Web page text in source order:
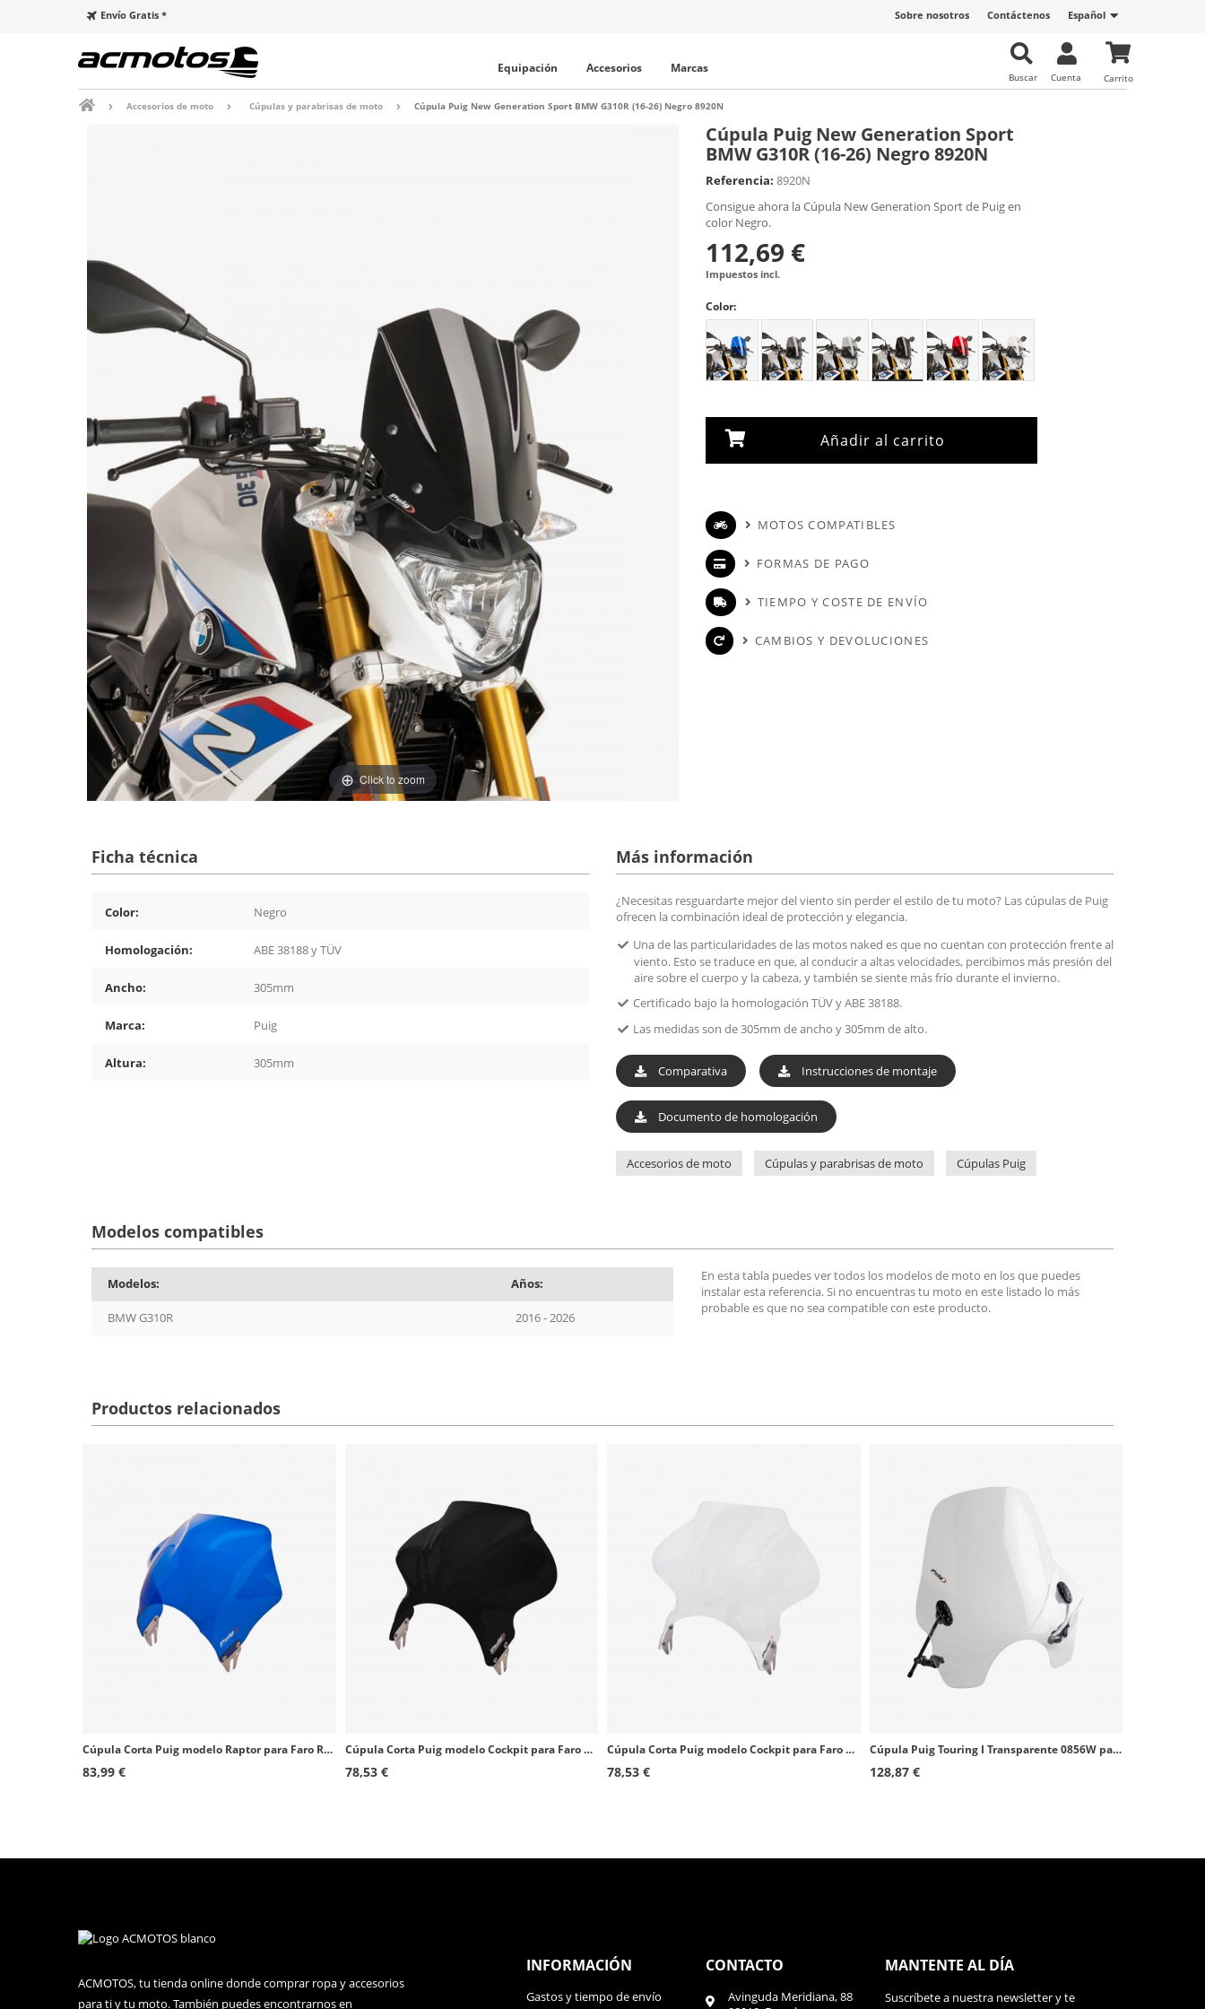
Español
Contáctenos
Sobre nosotros
Envío Gratis *
Carrito
Cuenta
Buscar
Equipación Accesorios Marcas
Accesorios de moto Cúpulas y parabrisas de moto Cúpula Puig New Generation Sport BMW G310R (16-26) Negro 8920N
Click to zoom
Cúpula Puig New Generation Sport
BMW G310R (16-26) Negro 8920N
Referencia: 8920N
Consigue ahora la Cúpula New Generation Sport de Puig en
color Negro.
112,69 €
Impuestos incl.
Color:
Añadir al carrito
MOTOS COMPATIBLES
FORMAS DE PAGO
TIEMPO Y COSTE DE ENVÍO
CAMBIOS Y DEVOLUCIONES
Ficha técnica
Color: Negro
Homologación: ABE 38188 y TÜV
Ancho: 305mm
Marca: Puig
Altura: 305mm
Más información
¿Necesitas resguardarte mejor del viento sin perder el estilo de tu moto? Las cúpulas de Puig
ofrecen la combinación ideal de protección y elegancia.
Una de las particularidades de las motos naked es que no cuentan con protección frente al
viento. Esto se traduce en que, al conducir a altas velocidades, percibimos más presión del
aire sobre el cuerpo y la cabeza, y también se siente más frío durante el invierno.
Certificado bajo la homologación TÜV y ABE 38188.
Las medidas son de 305mm de ancho y 305mm de alto.
Comparativa Instrucciones de montaje
Documento de homologación
Accesorios de moto Cúpulas y parabrisas de moto Cúpulas Puig
Modelos compatibles
Modelos: Años:
BMW G310R 2016 - 2026
En esta tabla puedes ver todos los modelos de moto en los que puedes
instalar esta referencia. Si no encuentras tu moto en este listado lo más
probable es que no sea compatible con este producto.
Productos relacionados
Cúpula Corta Puig modelo Raptor para Faro Redondo color Azul 0013A
83,99 €
Cúpula Corta Puig modelo Cockpit para Faro Redondo color Negro 1480N
78,53 €
Cúpula Corta Puig modelo Cockpit para Faro Redondo color Transparente 1480W
78,53 €
Cúpula Puig Touring I Transparente 0856W para motos de faro redondo
128,87 €
ACMOTOS, tu tienda online donde comprar ropa y accesorios
para ti y tu moto. También puedes encontrarnos en
INFORMACIÓN
Gastos y tiempo de envío
CONTACTO
Avinguda Meridiana, 88
MANTENTE AL DÍA
Suscríbete a nuestra newsletter y te